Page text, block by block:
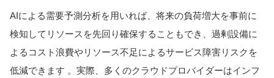
AIによる需要予測分析を用いれば、将来の負荷増大を事前に
検知してリソースを先回り確保することもでき、過剰設備に
よるコスト浪費やリソース不足によるサービス障害リスクを
低減できます 。実際、多くのクラウドプロバイダーはインフ